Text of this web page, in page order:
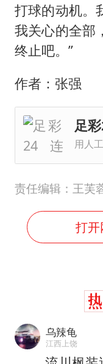
打球的动机。
我关心的全部
终止吧。”
作者：张强
足
用人
责任编辑：王芙
打
乌辣龟
江西上饶